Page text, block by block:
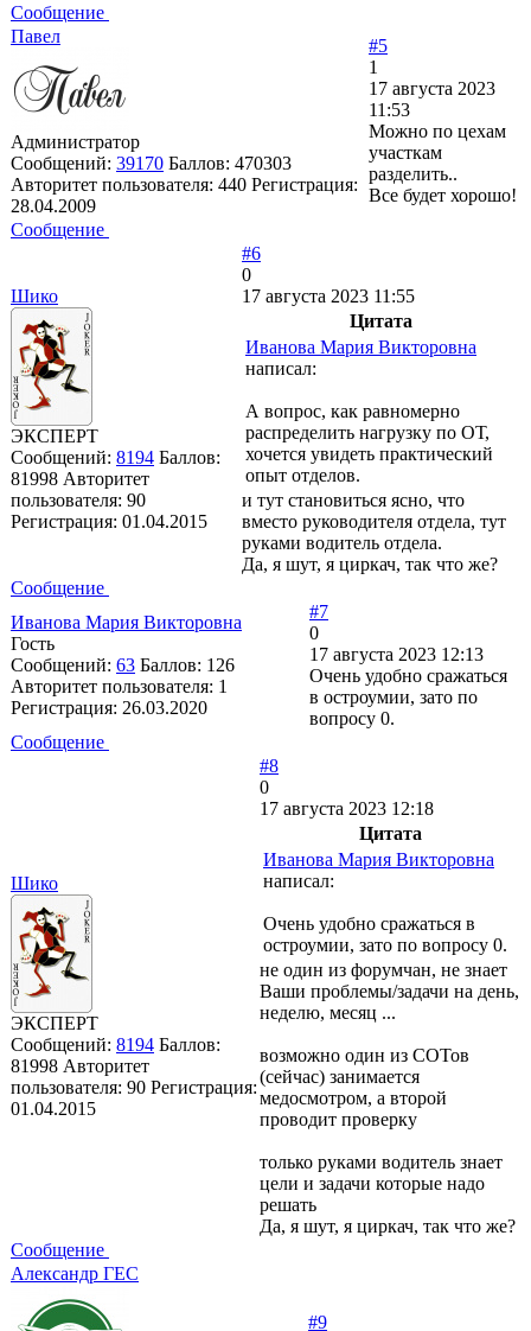
Сообщение
Павел
Администратор
Сообщений: 39170 Баллов: 470303
Авторитет пользователя: 440 Регистрация:
28.04.2009
#5
1
17 августа 2023
11:53
Можно по цехам
участкам
разделить..
Все будет хорошо!
Сообщение
Шико
ЭКСПЕРТ
Сообщений: 8194 Баллов:
81998 Авторитет
пользователя: 90
Регистрация: 01.04.2015
#6
0
17 августа 2023 11:55
Цитата
Иванова Мария Викторовна
написал:
А вопрос, как равномерно
распределить нагрузку по ОТ,
хочется увидеть практический
опыт отделов.
и тут становиться ясно, что
вместо руководителя отдела, тут
руками водитель отдела.
Да, я шут, я циркач, так что же?
Сообщение
Иванова Мария Викторовна
Гость
Сообщений: 63 Баллов: 126
Авторитет пользователя: 1
Регистрация: 26.03.2020
#7
0
17 августа 2023 12:13
Очень удобно сражаться
в остроумии, зато по
вопросу 0.
Сообщение
Шико
ЭКСПЕРТ
Сообщений: 8194 Баллов:
81998 Авторитет
пользователя: 90 Регистрация:
01.04.2015
#8
0
17 августа 2023 12:18
Цитата
Иванова Мария Викторовна
написал:
Очень удобно сражаться в
остроумии, зато по вопросу 0.
не один из форумчан, не знает
Ваши проблемы/задачи на день,
неделю, месяц ...
возможно один из СОТов
(сейчас) занимается
медосмотром, а второй
проводит проверку
только руками водитель знает
цели и задачи которые надо
решать
Да, я шут, я циркач, так что же?
Сообщение
Александр ГЕС
#9